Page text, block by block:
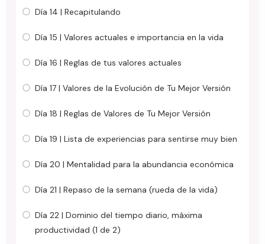
Día 14 | Recapitulando
Día 15 | Valores actuales e importancia en la vida
Día 16 | Reglas de tus valores actuales
Día 17 | Valores de la Evolución de Tu Mejor Versión
Día 18 | Reglas de Valores de Tu Mejor Versión
Día 19 | Lista de experiencias para sentirse muy bien
Día 20 | Mentalidad para la abundancia económica
Día 21 | Repaso de la semana (rueda de la vida)
Día 22 | Dominio del tiempo diario, máxima
productividad (1 de 2)